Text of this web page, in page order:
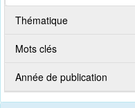
Thématique
Mots clés
Année de publication